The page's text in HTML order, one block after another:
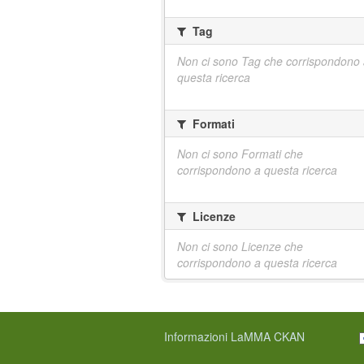
Tag
Non ci sono Tag che corrispondono
questa ricerca
Formati
Non ci sono Formati che
corrispondono a questa ricerca
Licenze
Non ci sono Licenze che
corrispondono a questa ricerca
Informazioni LaMMA CKAN